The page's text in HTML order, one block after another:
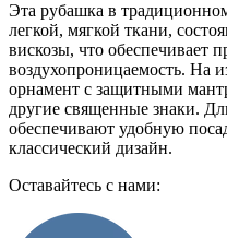
Эта рубашка в
легкой, мягкой ткани,
вискозы, что
воздухопроницаемость. На
орнамент с защитными
другие священные знаки.
обеспечивают удобную
классический дизайн.
Оставайтесь с нами: